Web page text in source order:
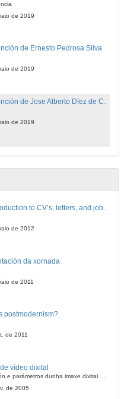
de 2019
de Ernesto Pedrosa Silva
de 2019
de 2019
An introduction to CV’s, letters, and job searching
de 2012
da xornada
de 2011
postmodernism?
de 2011
vídeo dixital
Definición e parámetros dunha imaxe dixital. Resolución e Aspecto. Profundidade da cor. Compresión. Frame por segundo. Entrelazado. Campos, cadros
de 2005